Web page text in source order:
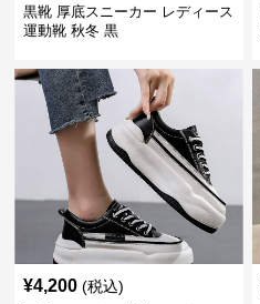
黒靴 厚底スニーカー レディース
運動靴 秋冬 黒
¥4,200 (税込)